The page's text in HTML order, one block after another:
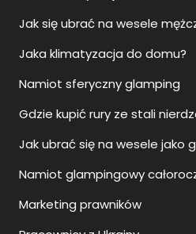
Jak się ubrać na wesele
Jaka klimatyzacja do domu?
Namiot sferyczny glamping
Gdzie kupić rury ze stali
Jak ubrać się na wesele jako
Namiot glampingowy
Marketing prawników